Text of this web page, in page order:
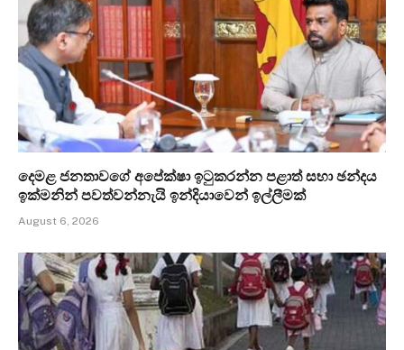
දෙමළ ජනතාවගේ අපේක්ෂා ඉටුකරන්න පළාත් සභා ඡන්දය
ඉක්මනින් පවත්වන්නැයි ඉන්දියාවෙන් ඉල්ලීමක්
August 6, 2026